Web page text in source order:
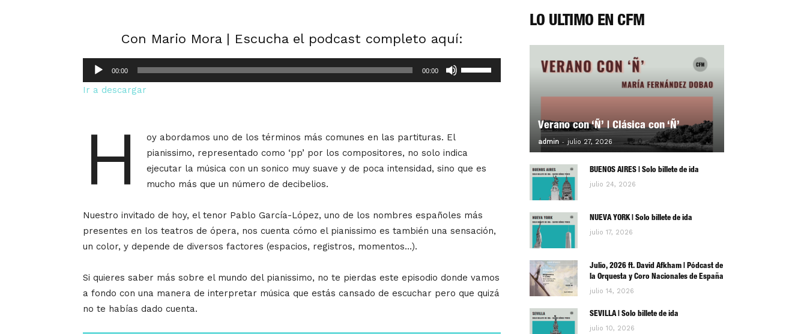
Con Mario Mora | Escucha el podcast completo aquí:
Reproductor
de
audio
00:00 00:00
las
para
aumentar
el
volumen.
Ir a descargar
H
oy abordamos uno de los términos más comunes en las partituras. El
pianissimo, representado como ‘pp’ por los compositores, no solo indica
ejecutar la música con un sonico muy suave y de poca intensidad, sino que es
mucho más que un número de decibelios.
Nuestro invitado de hoy, el tenor Pablo García-López, uno de los nombres españoles más
presentes en los teatros de ópera, nos cuenta cómo el pianissimo es también una sensación,
un color, y depende de diversos factores (espacios, registros, momentos…).
Si quieres saber más sobre el mundo del pianissimo, no te pierdas este episodio donde vamos
a fondo con una manera de interpretar música que estás cansado de escuchar pero que quizá
no te habías dado cuenta.
LO ÚLTIMO EN CFM
Verano con ‘Ñ’ | Clásica con ‘Ñ’
admin - julio 27, 2026 0
BUENOS AIRES | Solo billete de ida
julio 24, 2026
NUEVA YORK | Solo billete de ida
julio 17, 2026
Julio, 2026 ft. David Afkham | Pódcast de
la Orquesta y Coro Nacionales de España
julio 14, 2026
SEVILLA | Solo billete de ida
julio 10, 2026